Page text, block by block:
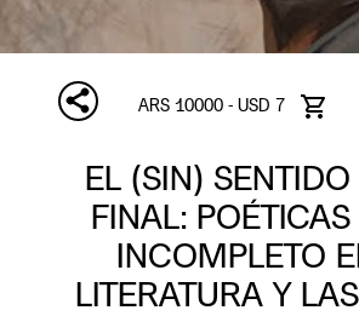
ARS 10000 - USD 7
EL (SIN) SENTIDO
FINAL:
INCOMPLETO
LITERATURA Y